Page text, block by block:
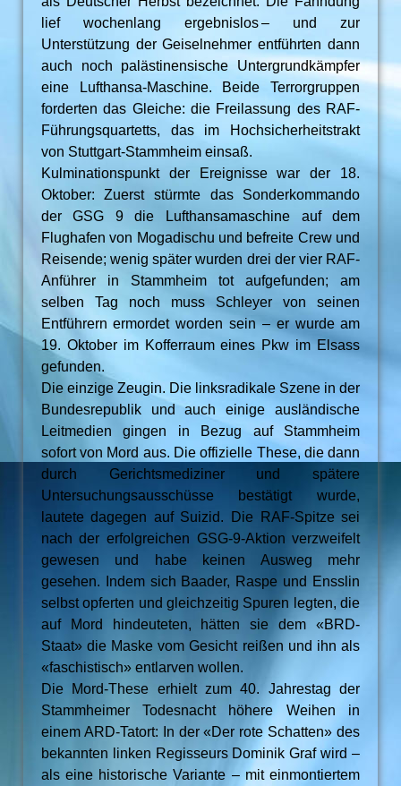
lief wochenlang ergebnislos – und zur
Unterstützung der Geiselnehmer entführten dann
auch noch palästinensische Untergrundkämpfer
eine Lufthansa-Maschine. Beide Terrorgruppen
forderten das Gleiche: die Freilassung des RAF-
Führungsquartetts, das im Hochsicherheitstrakt
von Stuttgart-Stammheim einsaß.
Kulminationspunkt der Ereignisse war der 18.
Oktober: Zuerst stürmte das Sonderkommando
der GSG 9 die Lufthansamaschine auf dem
Flughafen von Mogadischu und befreite Crew und
Reisende; wenig später wurden drei der vier RAF-
Anführer in Stammheim tot aufgefunden; am
selben Tag noch muss Schleyer von seinen
Entführern ermordet worden sein – er wurde am
19. Oktober im Kofferraum eines Pkw im Elsass
gefunden.
Die einzige Zeugin. Die linksradikale Szene in der
Bundesrepublik und auch einige ausländische
Leitmedien gingen in Bezug auf Stammheim
sofort von Mord aus. Die offizielle These, die dann
durch Gerichtsmediziner und spätere
Untersuchungsausschüsse bestätigt wurde,
lautete dagegen auf Suizid. Die RAF-Spitze sei
nach der erfolgreichen GSG-9-Aktion verzweifelt
gewesen und habe keinen Ausweg mehr
gesehen. Indem sich Baader, Raspe und Ensslin
selbst opferten und gleichzeitig Spuren legten, die
auf Mord hindeuteten, hätten sie dem «BRD-
Staat» die Maske vom Gesicht reißen und ihn als
«faschistisch» entlarven wollen.
Die Mord-These erhielt zum 40. Jahrestag der
Stammheimer Todesnacht höhere Weihen in
einem ARD-Tatort: In der «Der rote Schatten» des
bekannten linken Regisseurs Dominik Graf wird –
als eine historische Variante – mit einmontiertem